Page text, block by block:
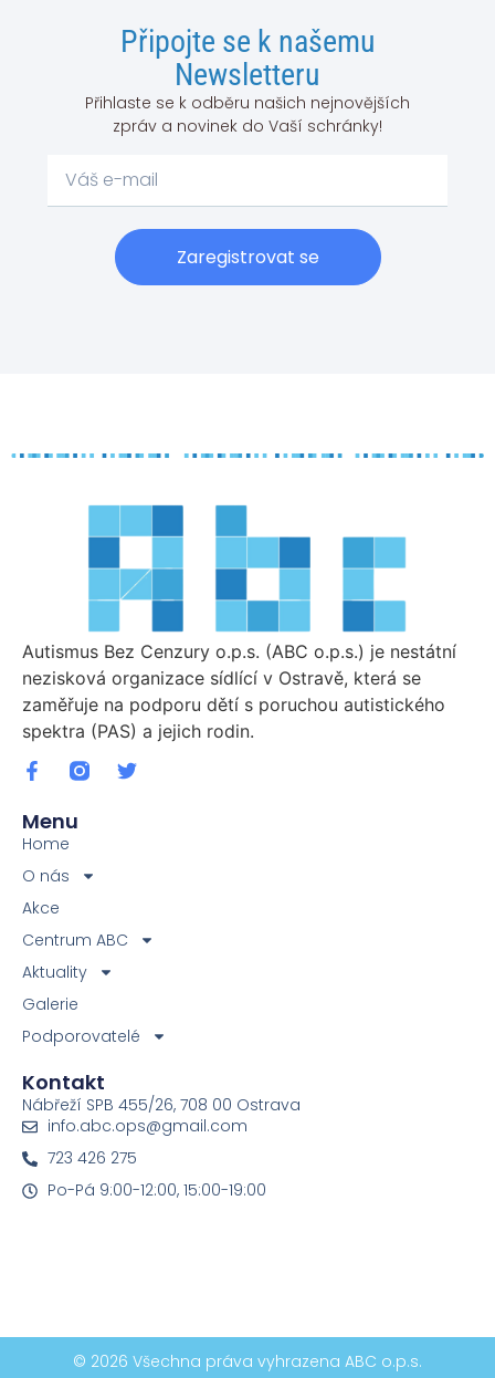
Připojte se k našemu
Newsletteru
Přihlaste se k odběru našich nejnovějších
zpráv a novinek do Vaší schránky!
Zaregistrovat se
Autismus Bez Cenzury o.p.s. (ABC o.p.s.) je nestátní
nezisková organizace sídlící v Ostravě, která se
zaměřuje na podporu dětí s poruchou autistického
spektra (PAS) a jejich rodin.
Menu
Home
O nás
Akce
Centrum ABC
Aktuality
Galerie
Podporovatelé
Kontakt
Nábřeží SPB 455/26, 708 00 Ostrava
info.abc.ops@gmail.com
723 426 275
Po-Pá 9:00-12:00, 15:00-19:00
© 2026 Všechna práva vyhrazena ABC o.p.s.